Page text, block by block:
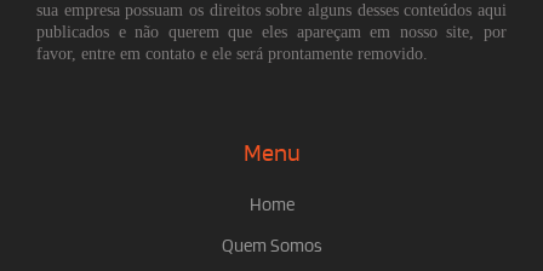
sua empresa possuam os direitos sobre alguns desses conteúdos aqui
publicados e não querem que eles apareçam em nosso site, por
favor, entre em contato e ele será prontamente removido.
Menu
Home
Quem Somos